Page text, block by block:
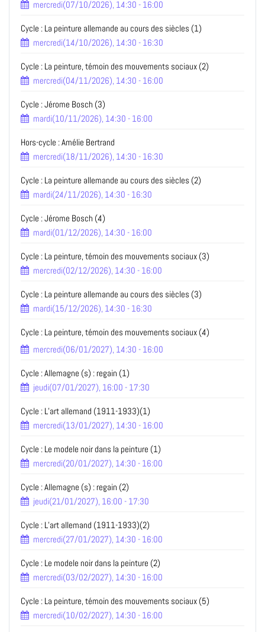
mercredi(07/10/2026), 14:30 - 16:00
Cycle : La peinture allemande au cours des siècles (1)
mercredi(14/10/2026), 14:30 - 16:30
Cycle : La peinture, témoin des mouvements sociaux (2)
mercredi(04/11/2026), 14:30 - 16:00
Cycle : Jérome Bosch (3)
mardi(10/11/2026), 14:30 - 16:00
Hors-cycle : Amélie Bertrand
mercredi(18/11/2026), 14:30 - 16:30
Cycle : La peinture allemande au cours des siècles (2)
mardi(24/11/2026), 14:30 - 16:30
Cycle : Jérome Bosch (4)
mardi(01/12/2026), 14:30 - 16:00
Cycle : La peinture, témoin des mouvements sociaux (3)
mercredi(02/12/2026), 14:30 - 16:00
Cycle : La peinture allemande au cours des siècles (3)
mardi(15/12/2026), 14:30 - 16:30
Cycle : La peinture, témoin des mouvements sociaux (4)
mercredi(06/01/2027), 14:30 - 16:00
Cycle : Allemagne (s) : regain (1)
jeudi(07/01/2027), 16:00 - 17:30
Cycle : L’art allemand (1911-1933)(1)
mercredi(13/01/2027), 14:30 - 16:00
Cycle : Le modele noir dans la peinture (1)
mercredi(20/01/2027), 14:30 - 16:00
Cycle : Allemagne (s) : regain (2)
jeudi(21/01/2027), 16:00 - 17:30
Cycle : L’art allemand (1911-1933)(2)
mercredi(27/01/2027), 14:30 - 16:00
Cycle : Le modele noir dans la peinture (2)
mercredi(03/02/2027), 14:30 - 16:00
Cycle : La peinture, témoin des mouvements sociaux (5)
mercredi(10/02/2027), 14:30 - 16:00